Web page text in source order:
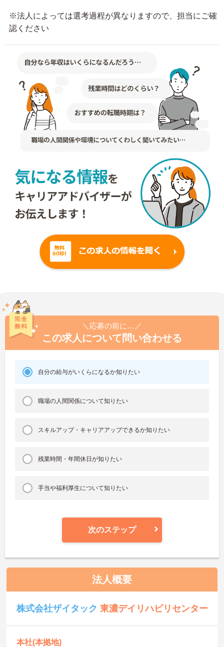
※法人によっては選考過程が異なりますので、担当にご確
認ください
＼応募の前に…／
この求人について問い合わせる
自分の給与がいくらになるか知りたい
職場の人間関係について知りたい
スキルアップ・キャリアアップできるか知りたい
残業時間・年間休日が知りたい
手当や福利厚生について知りたい
次のステップ
法人概要
株式会社ザイタック東濃デイリハビリセンター
本社(本拠地)